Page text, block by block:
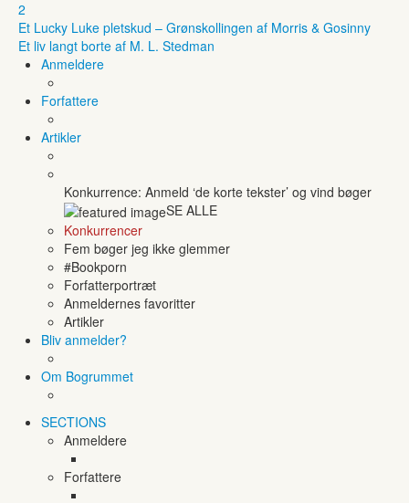
2
Et Lucky Luke pletskud – Grønskollingen af Morris & Gosinny
Et liv langt borte af M. L. Stedman
Anmeldere
Forfattere
Artikler
Konkurrence: Anmeld ‘de korte tekster’ og vind bøger
SE ALLE
Konkurrencer
Fem bøger jeg ikke glemmer
#Bookporn
Forfatterportræt
Anmeldernes favoritter
Artikler
Bliv anmelder?
Om Bogrummet
SECTIONS
Anmeldere
Forfattere